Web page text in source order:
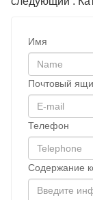
Имя
Почтовый
Телефон
Содержание